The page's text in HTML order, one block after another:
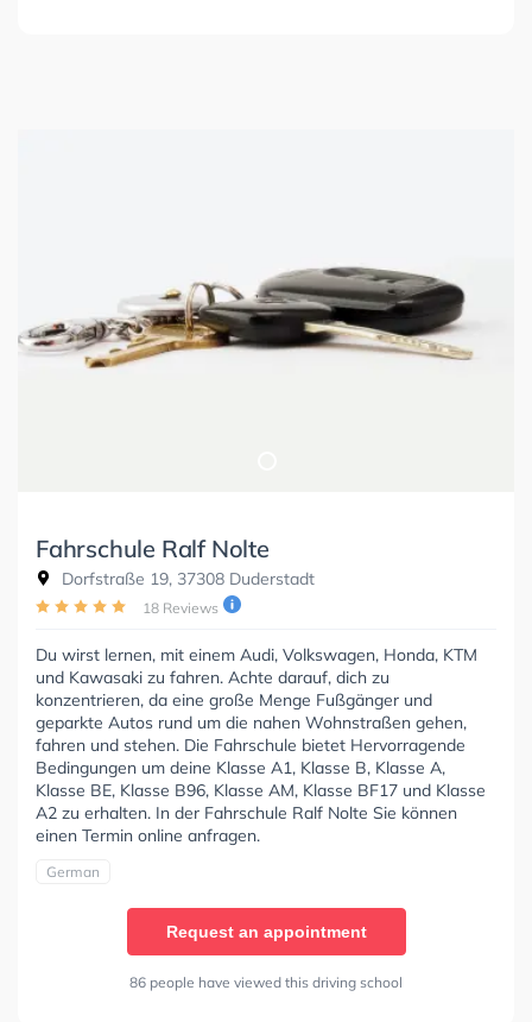
Fahrschule Ralf Nolte
Dorfstraße 19, 37308 Duderstadt
18 Reviews
Du wirst lernen, mit einem Audi, Volkswagen, Honda, KTM
und Kawasaki zu fahren. Achte darauf, dich zu
konzentrieren, da eine große Menge Fußgänger und
geparkte Autos rund um die nahen Wohnstraßen gehen,
fahren und stehen. Die Fahrschule bietet Hervorragende
Bedingungen um deine Klasse A1, Klasse B, Klasse A,
Klasse BE, Klasse B96, Klasse AM, Klasse BF17 und Klasse
A2 zu erhalten. In der Fahrschule Ralf Nolte Sie können
einen Termin online anfragen.
German
Request an appointment
86 people have viewed this driving school